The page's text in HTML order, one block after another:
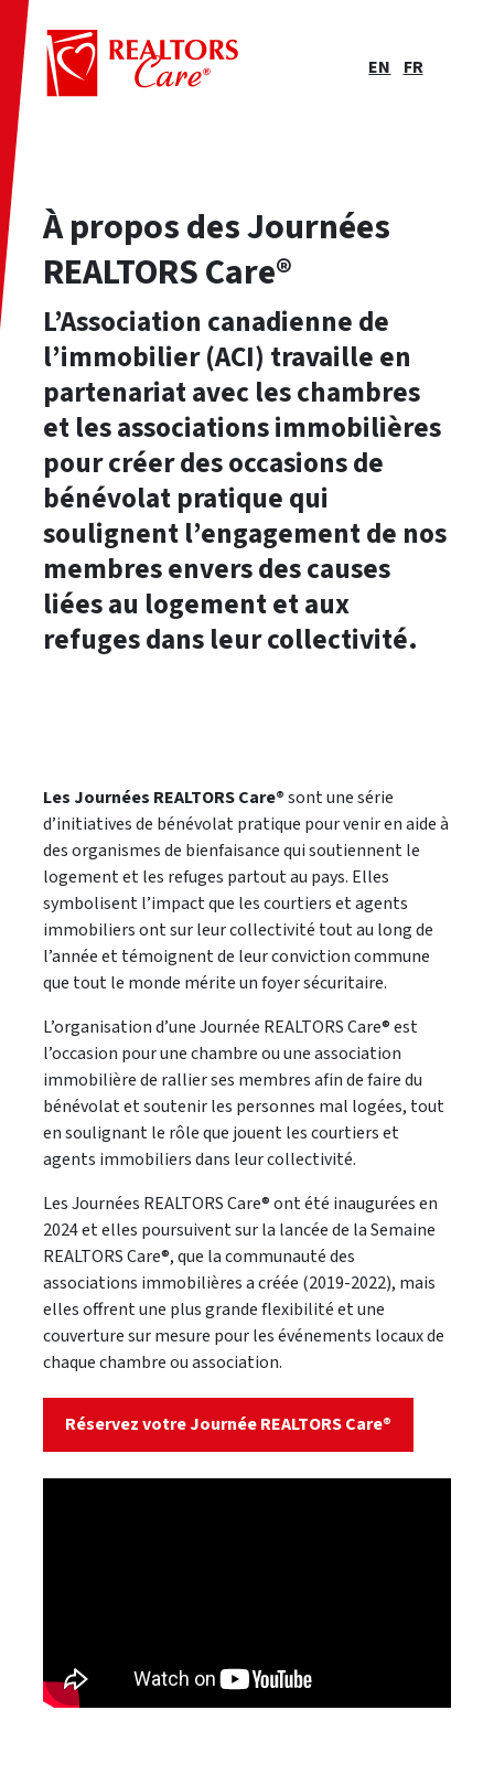
EN FR
À propos des Journées
REALTORS Care®
L’Association canadienne de
l’immobilier (ACI) travaille en
partenariat avec les chambres
et les associations immobilières
pour créer des occasions de
bénévolat pratique qui
soulignent l’engagement de nos
membres envers des causes
liées au logement et aux
refuges dans leur collectivité.
Les Journées REALTORS Care®sont une série
d’initiatives de bénévolat pratique pour venir en aide à
des organismes de bienfaisance qui soutiennent le
logement et les refuges partout au pays. Elles
symbolisent l’impact que les courtiers et agents
immobiliers ont sur leur collectivité tout au long de
l’année et témoignent de leur conviction commune
que tout le monde mérite un foyer sécuritaire.
L’organisation d’une Journée REALTORS Care® est
l’occasion pour une chambre ou une association
immobilière de rallier ses membres afin de faire du
bénévolat et soutenir les personnes mal logées, tout
en soulignant le rôle que jouent les courtiers et
agents immobiliers dans leur collectivité.
Les Journées REALTORS Care® ont été inaugurées en
2024 et elles poursuivent sur la lancée de la Semaine
REALTORS Care®, que la communauté des
associations immobilières a créée (2019-2022), mais
elles offrent une plus grande flexibilité et une
couverture sur mesure pour les événements locaux de
chaque chambre ou association.
Réservez votre Journée REALTORS Care®